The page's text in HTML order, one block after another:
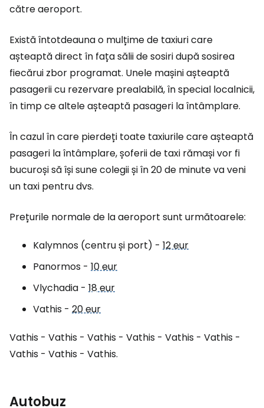
către aeroport.
Există întotdeauna o mulțime de taxiuri care
așteaptă direct în fața sălii de sosiri după sosirea
fiecărui zbor programat. Unele mașini așteaptă
pasagerii cu rezervare prealabilă, în special localnicii,
în timp ce altele așteaptă pasageri la întâmplare.
În cazul în care pierdeți toate taxiurile care așteaptă
pasageri la întâmplare, șoferii de taxi rămași vor fi
bucuroși să își sune colegii și în 20 de minute va veni
un taxi pentru dvs.
Prețurile normale de la aeroport sunt următoarele:
Kalymnos (centru și port) - 12 eur
Panormos - 10 eur
Vlychadia - 18 eur
Vathis - 20 eur
Vathis - Vathis - Vathis - Vathis - Vathis - Vathis -
Vathis - Vathis - Vathis.
Autobuz